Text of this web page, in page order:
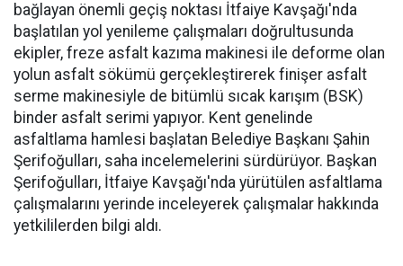
bağlayan önemli geçiş noktası İtfaiye Kavşağı'nda
başlatılan yol yenileme çalışmaları doğrultusunda
ekipler, freze asfalt kazıma makinesi ile deforme olan
yolun asfalt sökümü gerçekleştirerek finişer asfalt
serme makinesiyle de bitümlü sıcak karışım (BSK)
binder asfalt serimi yapıyor. Kent genelinde
asfaltlama hamlesi başlatan Belediye Başkanı Şahin
Şerifoğulları, saha incelemelerini sürdürüyor. Başkan
Şerifoğulları, İtfaiye Kavşağı'nda yürütülen asfaltlama
çalışmalarını yerinde inceleyerek çalışmalar hakkında
yetkililerden bilgi aldı.